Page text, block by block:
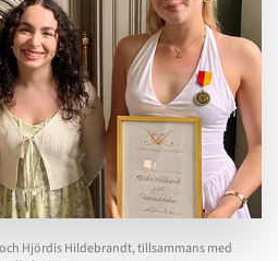
Hjördis Hildebrandt, tillsammans med